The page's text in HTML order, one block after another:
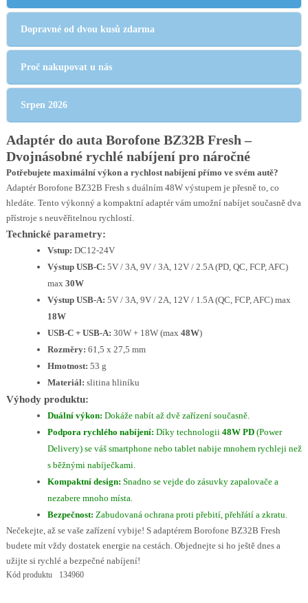
Dopravné od dvou kusů zdarma
Proč nakupovat u nás
Srpen 2026
Adaptér do auta Borofone BZ32B Fresh –
Dvojnásobné rychlé nabíjení pro náročné
Potřebujete maximální výkon a rychlost nabíjení přímo ve svém autě?
Adaptér Borofone BZ32B Fresh s duálním 48W výstupem je přesně to, co
hledáte. Tento výkonný a kompaktní adaptér vám umožní nabíjet současně dva
přístroje s neuvěřitelnou rychlostí.
Technické parametry:
Vstup: DC12-24V
Výstup USB-C: 5V / 3A, 9V / 3A, 12V / 2.5A (PD, QC, FCP, AFC)
max 30W
Výstup USB-A: 5V / 3A, 9V / 2A, 12V / 1.5A (QC, FCP, AFC) max
18W
USB-C + USB-A: 30W + 18W (max 48W)
Rozměry: 61,5 x 27,5 mm
Hmotnost: 53 g
Materiál: slitina hliníku
Výhody produktu:
Duální výkon: Dokáže nabít až dvě zařízení současně.
Podpora rychlého nabíjení: Díky technologii 48W PD(Power
Delivery) se váš smartphone nebo tablet nabije mnohem rychleji než
s běžnými nabíječkami.
Kompaktní design: Snadno se vejde do zásuvky zapalovače a
nezabere mnoho místa.
Bezpečnost: Zabudovaná ochrana proti přebití, přehřátí a zkratu.
Nečekejte, až se vaše zařízení vybije! S adaptérem Borofone BZ32B Fresh
budete mít vždy dostatek energie na cestách. Objednejte si ho ještě dnes a
užijte si rychlé a bezpečné nabíjení!
Kód produktu 134960